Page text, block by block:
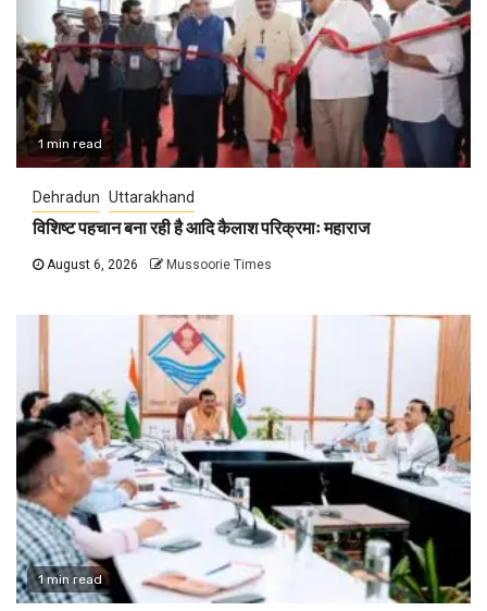
1 min read
Dehradun Uttarakhand
विशिष्ट पहचान बना रही है आदि कैलाश परिक्रमाः महाराज
August 6, 2026 Mussoorie Times
1 min read